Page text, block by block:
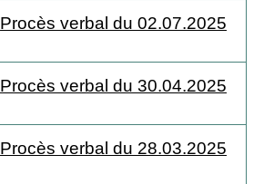
Procès verbal du 02.07.2025
Procès verbal du 30.04.2025
Procès verbal du 28.03.2025